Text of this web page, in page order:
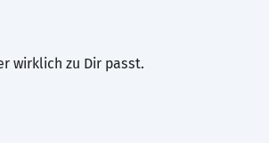
wirklich zu Dir passt.